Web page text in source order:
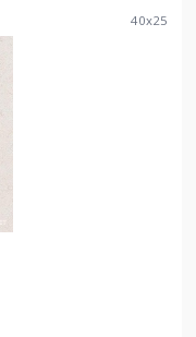
40x25